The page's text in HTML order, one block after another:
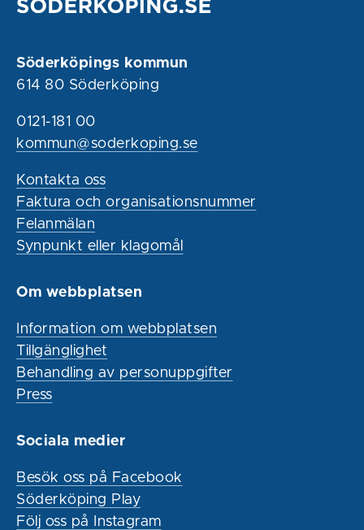
Söderköpings kommun
614 80 Söderköping
0121-181 00
kommun@soderkoping.se
Kontakta oss
Faktura och organisationsnummer
Felanmälan
Synpunkt eller klagomål
Om webbplatsen
Information om webbplatsen
Tillgänglighet
Behandling av personuppgifter
Press
Sociala medier
Besök oss på Facebook
Söderköping Play
Följ oss på Instagram